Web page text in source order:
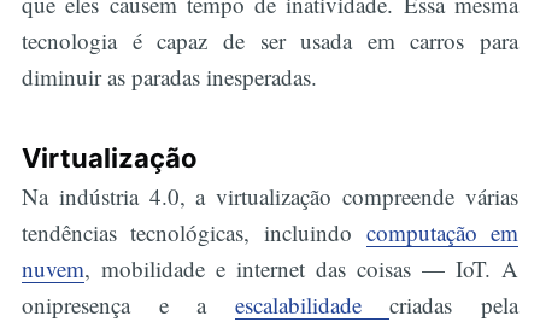
tecnologia é capaz de ser usada em carros para
diminuir as paradas inesperadas.
Virtualização
Na indústria 4.0, a virtualização compreende várias
tendências tecnológicas, incluindo computação em
nuvem, mobilidade e internet das coisas — IoT. A
onipresença e a escalabilidadecriadas pela